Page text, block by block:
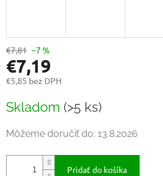
€7,81 –7 %
€7,19
€5,85 bez DPH
cena:
Skladom (>5 ks)
Môžeme doručiť do: 13.8.2026
Pridať do košíka